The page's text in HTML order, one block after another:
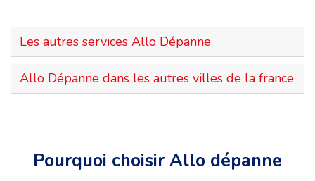
Les autres services Allo Dépanne
Allo Dépanne dans les autres villes de la france
Pourquoi choisir Allo dépanne